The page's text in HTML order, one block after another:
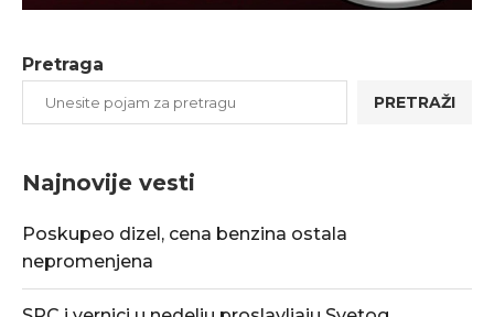
Pretraga
PRETRAŽI
Najnovije vesti
Poskupeo dizel, cena benzina ostala
nepromenjena